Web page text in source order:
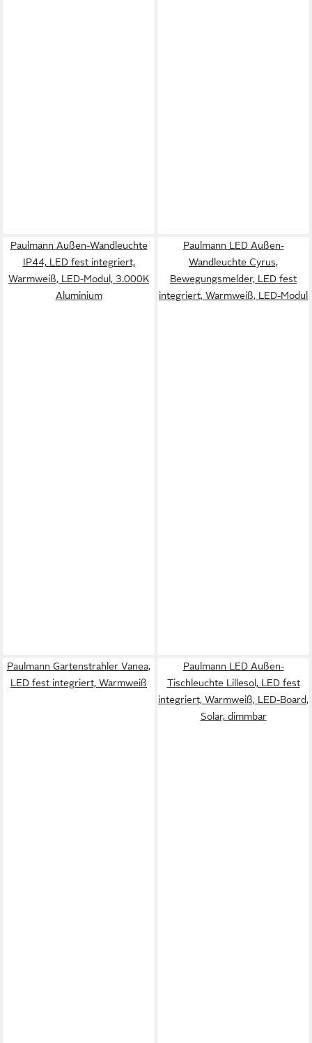
Paulmann Außen-Wandleuchte
IP44, LED fest integriert,
Warmweiß, LED-Modul, 3.000K
Aluminium
Paulmann LED Außen-
Wandleuchte Cyrus,
Bewegungsmelder, LED fest
integriert, Warmweiß, LED-Modul
Paulmann Gartenstrahler Vanea,
LED fest integriert, Warmweiß
Paulmann LED Außen-
Tischleuchte Lillesol, LED fest
integriert, Warmweiß, LED-Board,
Solar, dimmbar